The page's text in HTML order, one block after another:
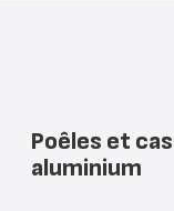
Poêles et
aluminium